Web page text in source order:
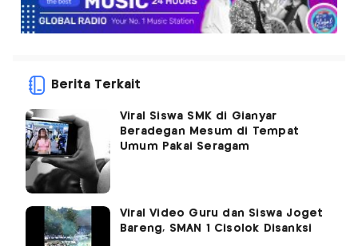
Berita Terkait
Viral Siswa SMK di Gianyar
Beradegan Mesum di Tempat
Umum Pakai Seragam
Viral Video Guru dan Siswa Joget
Bareng, SMAN 1 Cisolok Disanksi